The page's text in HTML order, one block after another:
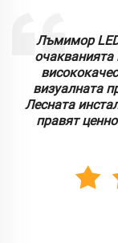
Лъмимор
очакванията
визуалната
Лесната
правят